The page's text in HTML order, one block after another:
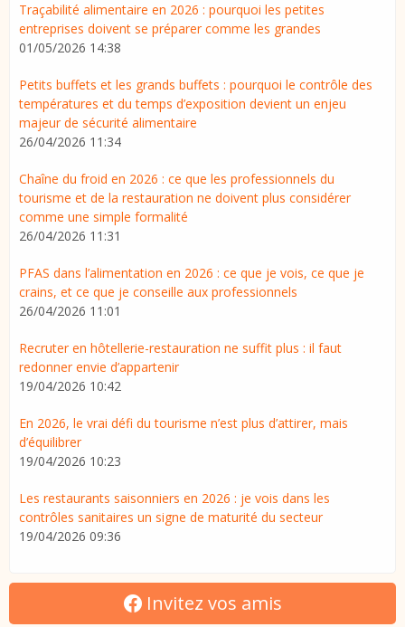
Traçabilité alimentaire en 2026 : pourquoi les petites
entreprises doivent se préparer comme les grandes
01/05/2026 14:38
Petits buffets et les grands buffets : pourquoi le contrôle des
températures et du temps d’exposition devient un enjeu
majeur de sécurité alimentaire
26/04/2026 11:34
Chaîne du froid en 2026 : ce que les professionnels du
tourisme et de la restauration ne doivent plus considérer
comme une simple formalité
26/04/2026 11:31
PFAS dans l’alimentation en 2026 : ce que je vois, ce que je
crains, et ce que je conseille aux professionnels
26/04/2026 11:01
Recruter en hôtellerie-restauration ne suffit plus : il faut
redonner envie d’appartenir
19/04/2026 10:42
En 2026, le vrai défi du tourisme n’est plus d’attirer, mais
d’équilibrer
19/04/2026 10:23
Les restaurants saisonniers en 2026 : je vois dans les
contrôles sanitaires un signe de maturité du secteur
19/04/2026 09:36
Invitez vos amis